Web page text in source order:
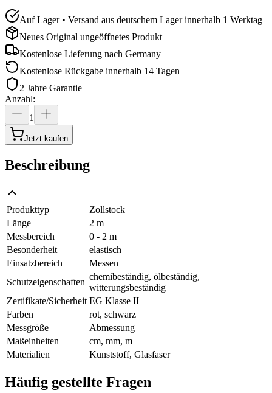
Auf Lager • Versand aus deutschem Lager innerhalb 1 Werktag
Neues Original ungeöffnetes Produkt
Kostenlose Lieferung nach Germany
Kostenlose Rückgabe innerhalb 14 Tagen
2 Jahre Garantie
Anzahl:
1
Jetzt kaufen
Beschreibung
Produkttyp
Zollstock
Länge
2 m
Messbereich
0 - 2 m
Besonderheit
elastisch
Einsatzbereich
Messen
Schutzeigenschaften
chemibeständig, ölbeständig,
witterungsbeständig
Zertifikate/Sicherheit EG Klasse II
Farben
rot, schwarz
Messgröße
Abmessung
Maßeinheiten
cm, mm, m
Materialien
Kunststoff, Glasfaser
Häufig gestellte Fragen